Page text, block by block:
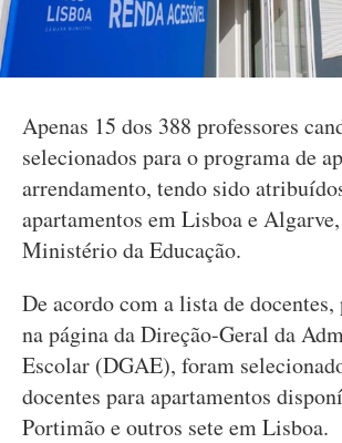
Apenas 15 dos 388 professores
selecionados para o programa de
arrendamento, tendo sido
apartamentos em Lisboa e
Ministério da Educação.
De acordo com a lista de
na página da Direção-Geral da
Escolar (DGAE), foram
docentes para apartamentos
Portimão e outros sete em Lisboa.